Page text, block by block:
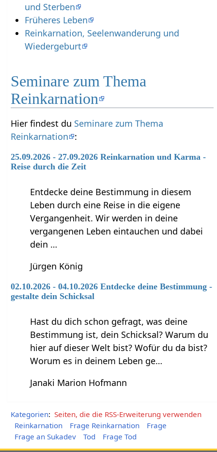
und Sterben
Früheres Leben
Reinkarnation, Seelenwanderung und
Wiedergeburt
Seminare zum Thema
Reinkarnation
Hier findest du Seminare zum Thema
Reinkarnation
:
25.09.2026 - 27.09.2026 Reinkarnation und Karma -
Reise durch die Zeit
Entdecke deine Bestimmung in diesem
Leben durch eine Reise in die eigene
Vergangenheit. Wir werden in deine
vergangenen Leben eintauchen und dabei
dein …
Jürgen König
02.10.2026 - 04.10.2026 Entdecke deine Bestimmung -
gestalte dein Schicksal
Hast du dich schon gefragt, was deine
Bestimmung ist, dein Schicksal? Warum du
hier auf dieser Welt bist? Wofür du da bist?
Worum es in deinem Leben ge…
Janaki Marion Hofmann
Kategorien: Seiten, die die RSS-Erweiterung verwenden
Reinkarnation
Frage Reinkarnation
Frage
Frage an Sukadev
Tod Frage Tod